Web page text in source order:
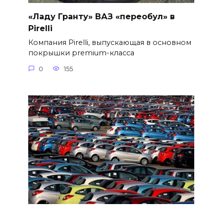
«Ладу Гранту» ВАЗ «переобул» в
Pirelli
Компания Pirelli, выпускающая в основном
покрышки premium-класса
0 155